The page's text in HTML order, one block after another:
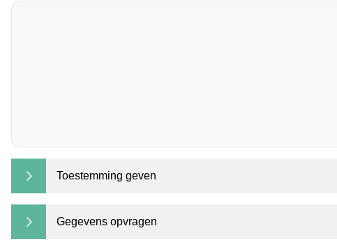
Toestemming geven
Gegevens opvragen